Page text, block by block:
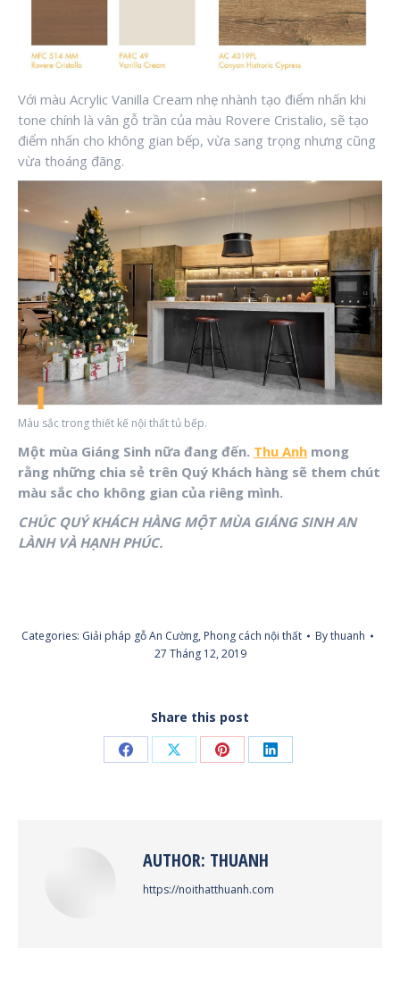
Với màu Acrylic Vanilla Cream nhẹ nhành tạo điểm nhấn khi
tone chính là vân gỗ trần của màu Rovere Cristalio, sẽ tạo
điểm nhấn cho không gian bếp, vừa sang trọng nhưng cũng
vừa thoáng đãng.
Màu sắc trong thiết kế nội thất tủ bếp.
Một mùa Giáng Sinh nữa đang đến. Thu Anh mong
rằng những chia sẻ trên Quý Khách hàng sẽ them chút
màu sắc cho không gian của riêng mình.
CHÚC QUÝ KHÁCH HÀNG MỘT MÙA GIÁNG SINH AN
LÀNH VÀ HẠNH PHÚC.
Categories: Giải pháp gỗ An Cường, Phong cách nội thất Bythuanh
27 Tháng 12, 2019
Share this post
Share Share Share Share
AUTHOR: THUANH
https://noithatthuanh.com